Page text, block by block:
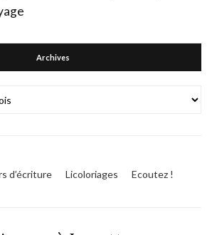
Archives
d’écriture Licoloriages
Ecoutez !